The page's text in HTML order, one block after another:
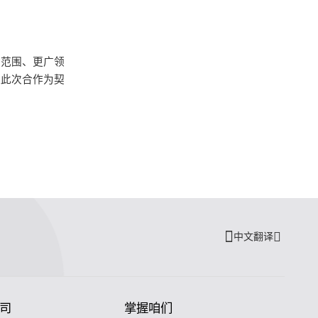
围、更广领
次合作为契
中文翻译
掌握咱们